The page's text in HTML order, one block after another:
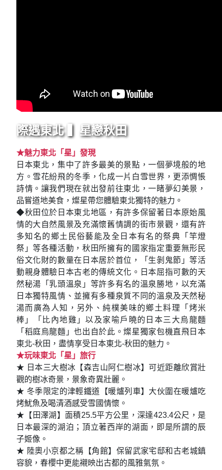
際遇東北 ▍星戀秋田
★魅力東北「星」發現
日本東北，集中了許多最美的景點，一個夢境般的地
方。雪花紛飛的冬季，化成一片白雪世界，更添惆悵
詩情。讓我們現在就出發前往東北，一睹夢幻美景，
品嘗道地美食，燦星帶您體驗東北獨特的魅力。
◆秋田位於日本東北地區，有許多保留著日本原始風
情的大自然風景及充滿懷舊情調的街市景觀，還有許
多知名的鄉土民俗藝能及全日本有名的祭典「竿燈
祭」等各種活動，秋田所擁有的國家指定重要無形民
俗文化財的數量在日本居於首位，「生剝鬼節」等活
動親身體驗日本古老的傳統文化。日本屈指可數的天
然秘湯「乳頭溫泉」等許多有名的溫泉勝地，以充滿
日本獨特風情、並擁有多種泉質不同的溫泉及天然秘
湯而廣為人知，另外、純樸美味的鄉土料理「烤米
棒」「比內地雞」以及家喻戶曉的日本三大烏龍麵
「稻庭烏龍麵」也出自於此。燦星獨家包機直飛日本
東北-秋田，盡情享受日本東北-秋田的魅力。
★玩味東北「星」旅行
★ 日本三大樹冰【森吉山阿仁樹冰】可近距離欣賞壯
觀的樹冰奇景，景象奇異壯麗。
★ 冬季限定的津輕鐵道【暖爐列車】大伙圍在暖爐吃
烤魷魚及喝清酒感受雪國情懷。
★【田澤湖】面積25.5平方公里，深達423.4公尺，是
日本最深的湖泊；頂立著西岸的湖面，即是所謂的辰
子姬像。
★ 陸奧小京都之稱【角館】保留武家宅邸和古老城鎮
容貌，春櫻中更能襯映出古都的風雅氣氛。